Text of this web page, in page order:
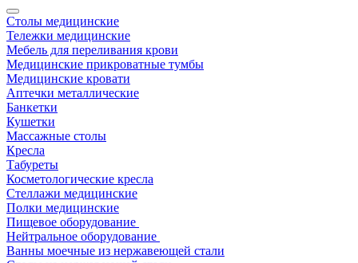
Столы медицинские
Тележки медицинские
Мебель для переливания крови
Медицинские прикроватные тумбы
Медицинские кровати
Аптечки металлические
Банкетки
Кушетки
Массажные столы
Кресла
Табуреты
Косметологические кресла
Стеллажи медицинские
Полки медицинские
Пищевое оборудование
Нейтральное оборудование
Ванны моечные из нержавеющей стали